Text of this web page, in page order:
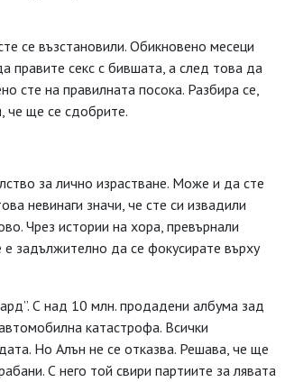
се възстановили. Обикновено месеци
правите секс с бившата, а след това да
сте на правилната посока. Разбира се,
че ще се сдобрите.
за лично израстване. Може и да сте
невинаги значи, че сте си извадили
Чрез истории на хора, превърнали
задължително да се фокусирате върху
С над 10 млн. продадени албума зад
катастрофа. Всички
Но Алън не се отказва. Решава, че ще
С него той свири партиите за лявата